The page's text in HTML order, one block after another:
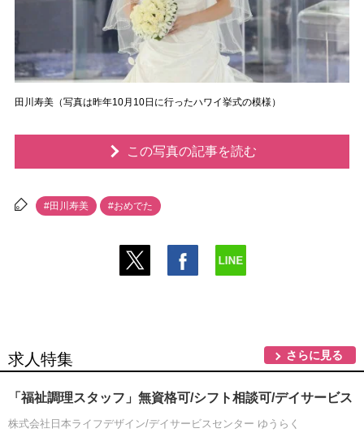
田川寿美（写真は昨年10月10日に行ったハワイ挙式の模様）
この写真の記事を読む
#田川寿美 #おめでた
求人特集 さらに見る
「福祉調理スタッフ」無資格可/シフト相談可/デイサービス
株式会社日本ライフデザイン/デイサービスセンター ゆうらく